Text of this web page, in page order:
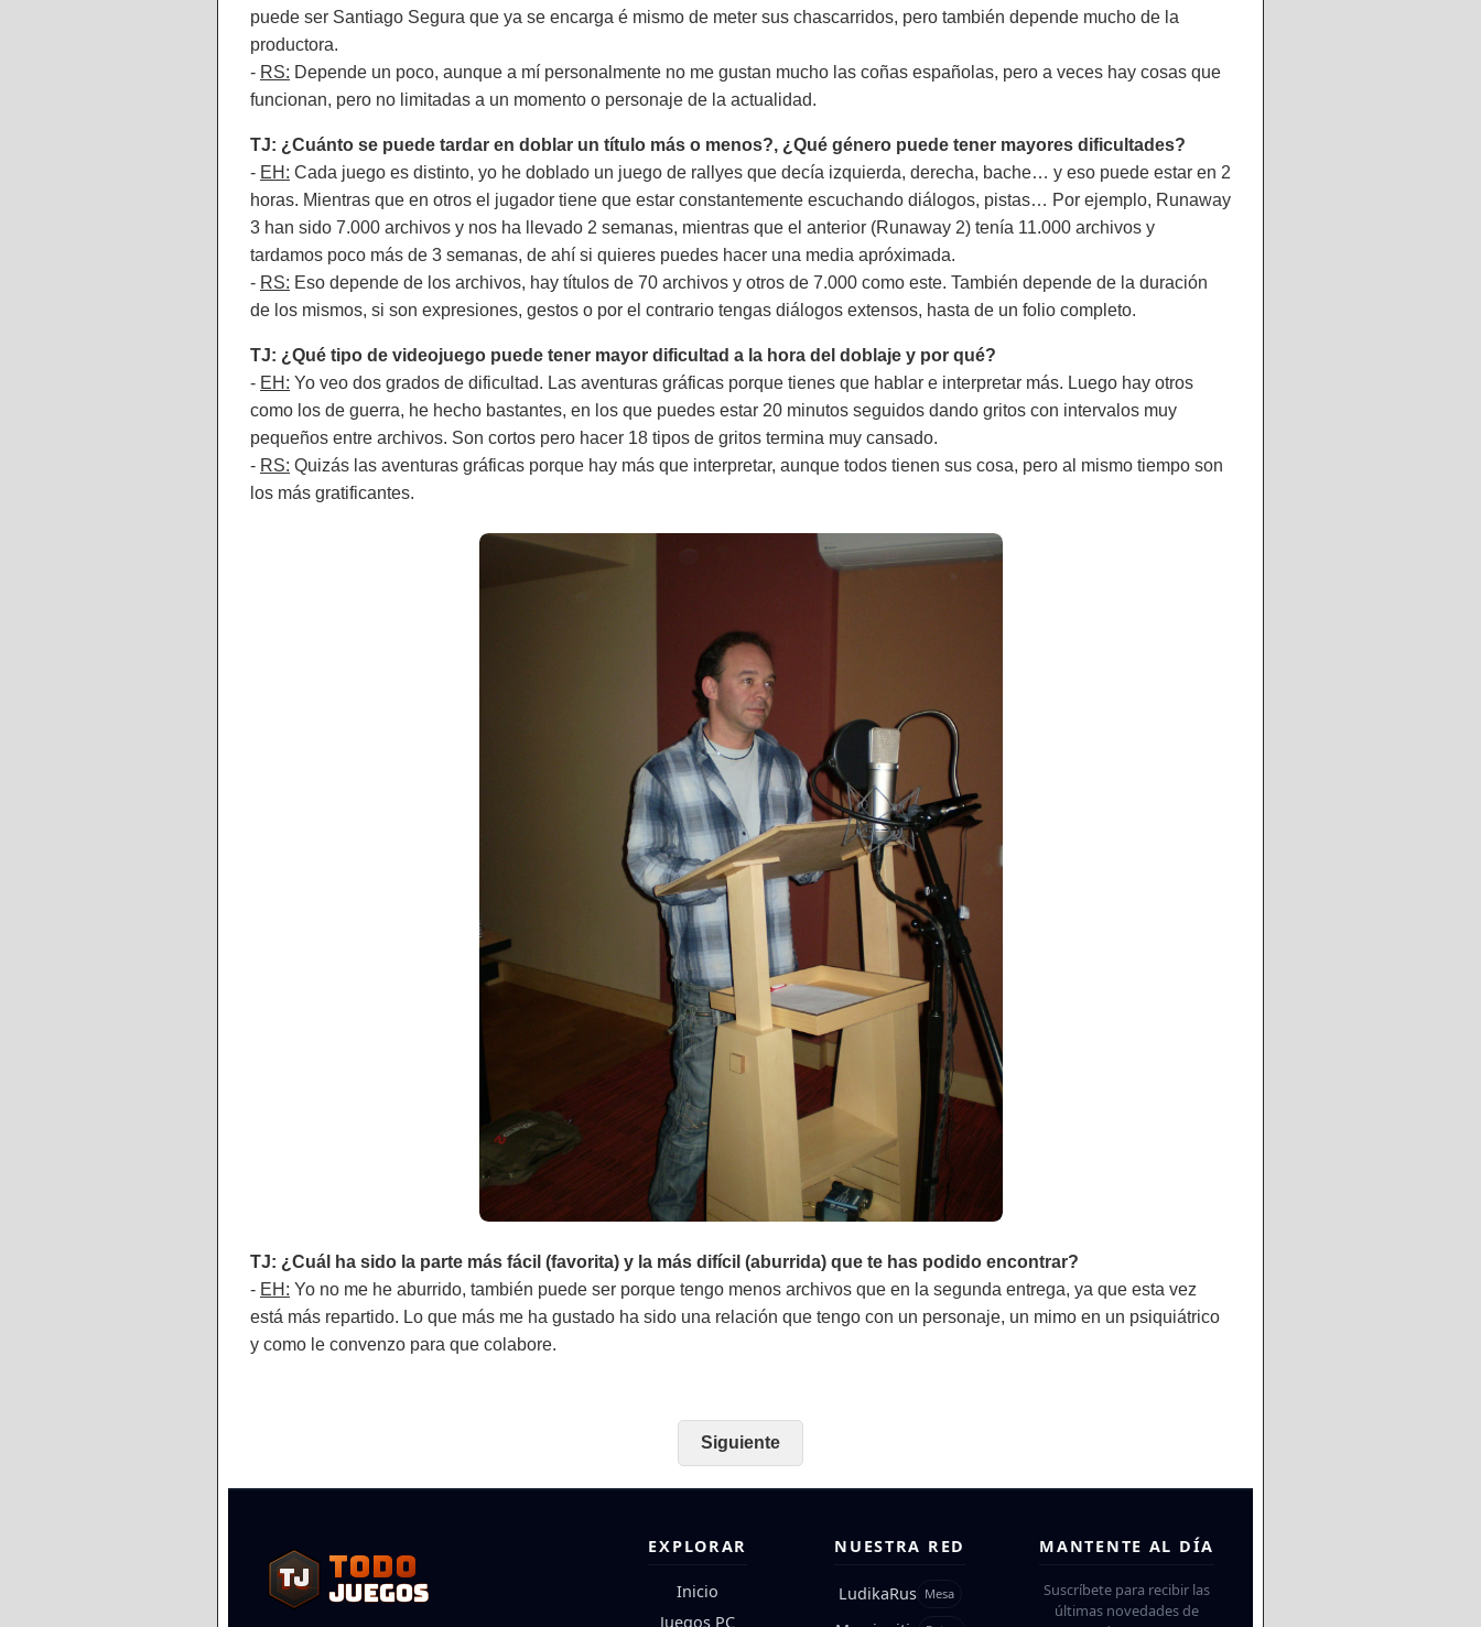
puede ser Santiago Segura que ya se encarga é mismo de meter sus chascarridos, pero también depende mucho de la
productora.
- RS: Depende un poco, aunque a mí personalmente no me gustan mucho las coñas españolas, pero a veces hay cosas que
funcionan, pero no limitadas a un momento o personaje de la actualidad.
TJ: ¿Cuánto se puede tardar en doblar un título más o menos?, ¿Qué género puede tener mayores dificultades?
- EH: Cada juego es distinto, yo he doblado un juego de rallyes que decía izquierda, derecha, bache… y eso puede estar en 2
horas. Mientras que en otros el jugador tiene que estar constantemente escuchando diálogos, pistas… Por ejemplo, Runaway
3 han sido 7.000 archivos y nos ha llevado 2 semanas, mientras que el anterior (Runaway 2) tenía 11.000 archivos y
tardamos poco más de 3 semanas, de ahí si quieres puedes hacer una media apróximada.
- RS: Eso depende de los archivos, hay títulos de 70 archivos y otros de 7.000 como este. También depende de la duración
de los mismos, si son expresiones, gestos o por el contrario tengas diálogos extensos, hasta de un folio completo.
TJ: ¿Qué tipo de videojuego puede tener mayor dificultad a la hora del doblaje y por qué?
- EH: Yo veo dos grados de dificultad. Las aventuras gráficas porque tienes que hablar e interpretar más. Luego hay otros
como los de guerra, he hecho bastantes, en los que puedes estar 20 minutos seguidos dando gritos con intervalos muy
pequeños entre archivos. Son cortos pero hacer 18 tipos de gritos termina muy cansado.
- RS: Quizás las aventuras gráficas porque hay más que interpretar, aunque todos tienen sus cosa, pero al mismo tiempo son
los más gratificantes.
TJ: ¿Cuál ha sido la parte más fácil (favorita) y la más difícil (aburrida) que te has podido encontrar?
- EH: Yo no me he aburrido, también puede ser porque tengo menos archivos que en la segunda entrega, ya que esta vez
está más repartido. Lo que más me ha gustado ha sido una relación que tengo con un personaje, un mimo en un psiquiátrico
y como le convenzo para que colabore.
Siguiente
TJ
TJ TODO
JUEGOS
EXPLORAR
Inicio
Juegos PC
NUESTRA RED
LudikaRus Mesa
MANTENTE AL DÍA
Suscríbete para recibir las
últimas novedades de